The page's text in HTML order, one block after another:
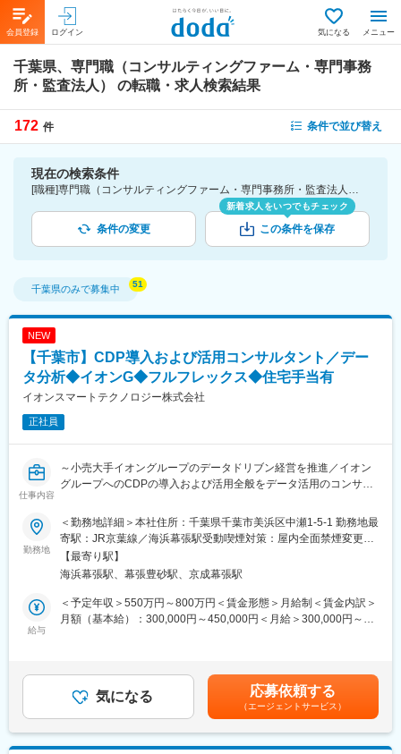
会員登録 ログイン 気になる メニュー
千葉県、専門職（コンサルティングファーム・専門事務
所・監査法人）
の転職・求人検索結果
172 件 条件で並び替え
現在の検索条件
[職種]専門職（コンサルティングファーム・専門事務所・監査法人） [勤務地]千葉県
条件の変更
新着求人をいつでもチェック
この条件を保存
千葉県のみで募集中
NEW
【千葉市】CDP導入および活用コンサルタント／デー
タ分析◆イオンG◆フルフレックス◆住宅手当有
イオンスマートテクノロジー株式会社
正社員
仕事内容
～小売大手イオングループのデータドリブン経営を推進／イオン
グループへのCDPの導入および活用全般をデータ活用のコンサル
■関わるサービス
当社のCDPは1600万IDのiAEON会員（WAONポイント会員、非会
員を含んだ全体の売上情報）を中心に、分析とアプローチの機能
を提供しています。
CDPは4つの機能（ダッシュボード、タグ、ターゲットグルー
プ、マーケティング）を用いて、顧客分析、ターゲットセグメン
■事業フェーズ
CDPの活用は売り上げベースでこの1年で約5倍拡大しました。導
入済みの事業会社への運用／活用サポートをしつつ、未導入の事
勤務地
＜勤務地詳細＞本社住所：千葉県千葉市美浜区中瀬1-5-1 勤務地最
寄駅：JR京葉線／海浜幕張駅受動喫煙対策：屋内全面禁煙変更の
範囲：会社の定める事業所
【最寄り駅】
海浜幕張駅、幕張豊砂駅、京成幕張駅
給与
＜予定年収＞550万円～800万円＜賃金形態＞月給制＜賃金内訳＞
月額（基本給）：300,000円～450,000円＜月給＞300,000円～
た場合、時間外勤務手当を別途支給(一定以上の等級の場合、管理
監督者扱いとして支給対象外となります)■昇給：年1回■賞与：年3
回賃金はあくまでも目安の金額であり、選考を通じて上下する可
能性があります。月給(月額)は固定手当を含めた表記です。
気になる 応募依頼する
（エージェントサービス）